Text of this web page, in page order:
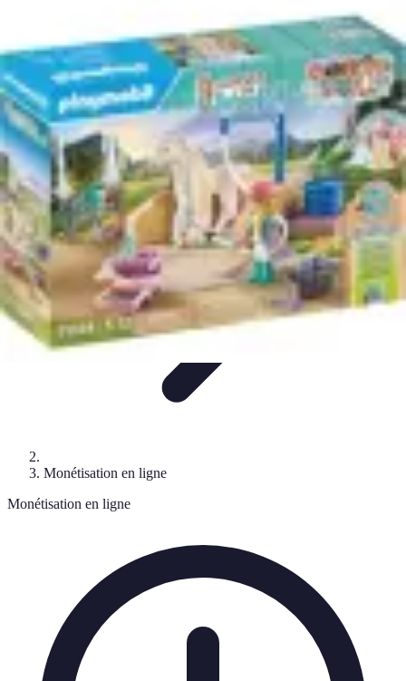
Marketing digitalFinance
personnelleDéveloppement personnel
Trucs pour Gagner
Monétisation en ligne
Monétisation en ligne